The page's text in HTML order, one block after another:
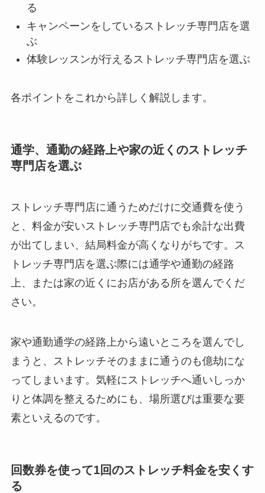
る
キャンペーンをしているストレッチ専門店を選
ぶ
体験レッスンが行えるストレッチ専門店を選ぶ
各ポイントをこれから詳しく解説します。
通学、通勤の経路上や家の近くのストレッチ
専門店を選ぶ
ストレッチ専門店に通うためだけに交通費を使う
と、料金が安いストレッチ専門店でも余計な出費
が出てしまい、結局料金が高くなりがちです。ス
トレッチ専門店を選ぶ際には通学や通勤の経路
上、または家の近くにお店がある所を選んでくだ
さい。
家や通勤通学の経路上から遠いところを選んでし
まうと、ストレッチそのままに通うのも億劫にな
ってしまいます。気軽にストレッチへ通いしっか
りと体調を整えるためにも、場所選びは重要な要
素といえるのです。
回数券を使って1回のストレッチ料金を安くす
る